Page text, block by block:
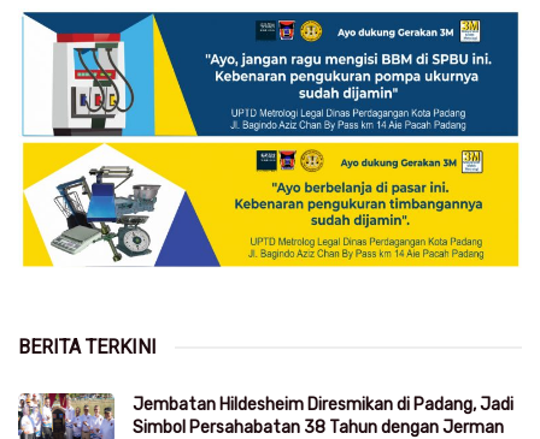
BERITA TERKINI
Jembatan Hildesheim Diresmikan di Padang, Jadi
Simbol Persahabatan 38 Tahun dengan Jerman